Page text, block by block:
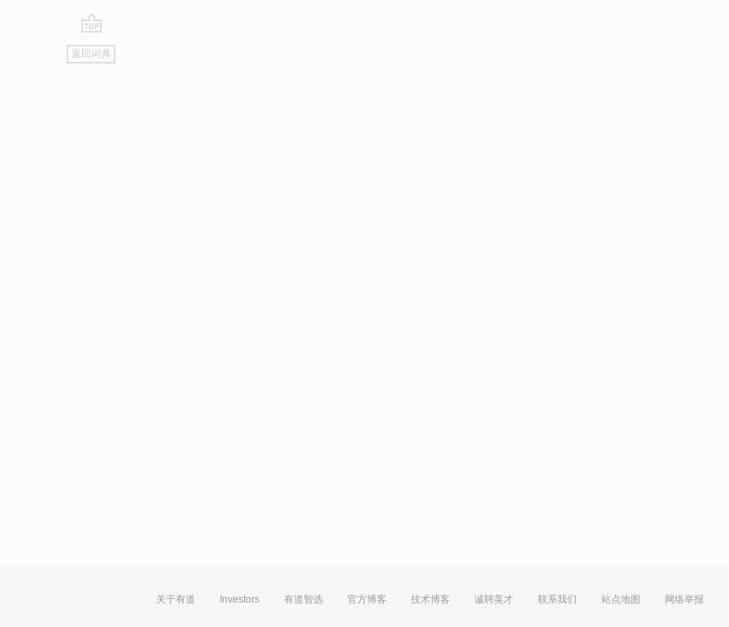
go
top
返回词典
关于有道 Investors 有道智选 官方博客 技术博客 诚聘英才 联系我们 站点地图 网络举报